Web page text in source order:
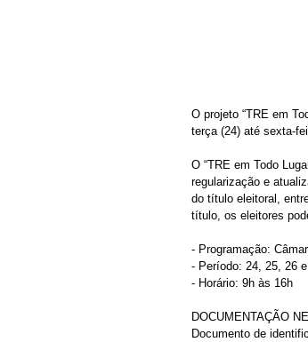
O projeto “TRE em
terça (24) até sexta-
O “TRE em Todo
regularização e
do título eleitoral,
título, os eleitores
- Programação:
- Período: 24, 25, 26
- Horário: 9h às 16h
DOCUMENTAÇÃO
Documento de